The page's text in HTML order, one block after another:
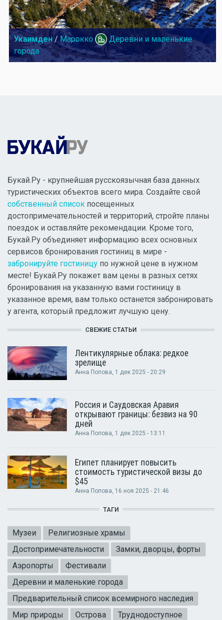
Укаимден/ Марокко
Деревни и маленькие
города
Букай.Ру - крупнейшая русскоязычная база данных
туристических объектов всего мира. Создайте свой
собственный список посещенных
достопримечательностей и территорий, стройте планы
поездок и оставляйте рекомендации. Кроме того,
Букай.Ру объединяет информацию всех основных
сервисов бронирования гостиниц в мире -
забронируйте гостиницу по нужной цене в нужном
месте! Букай.Ру покажет вам цены в разных сетях
бронирования на указанную вами гостиницу в
указанное время, вам только останется забронировать
у агента, который предложит лучшую цену.
СВЕЖИЕ СТАТЬИ
Лентикулярные облака: редкое
зрелище
Анна Попова, 1 дек 2025 - 20:29
Россия и Саудовская Аравия
открывают границы: безвиз на 90
дней
Анна Попова, 1 дек 2025 - 13:11
Египет планирует повысить
стоимость туристической визы до
$45
Анна Попова, 16 ноя 2025 - 21:46
ТАГИ
Музеи
Религиозные храмы
Достопримечательности
Замки, дворцы, форты
Аэропорты
Фестивали
Деревни и маленькие города
Предварительный список всемирного наследия
Мир природы
Острова
Труднодоступное